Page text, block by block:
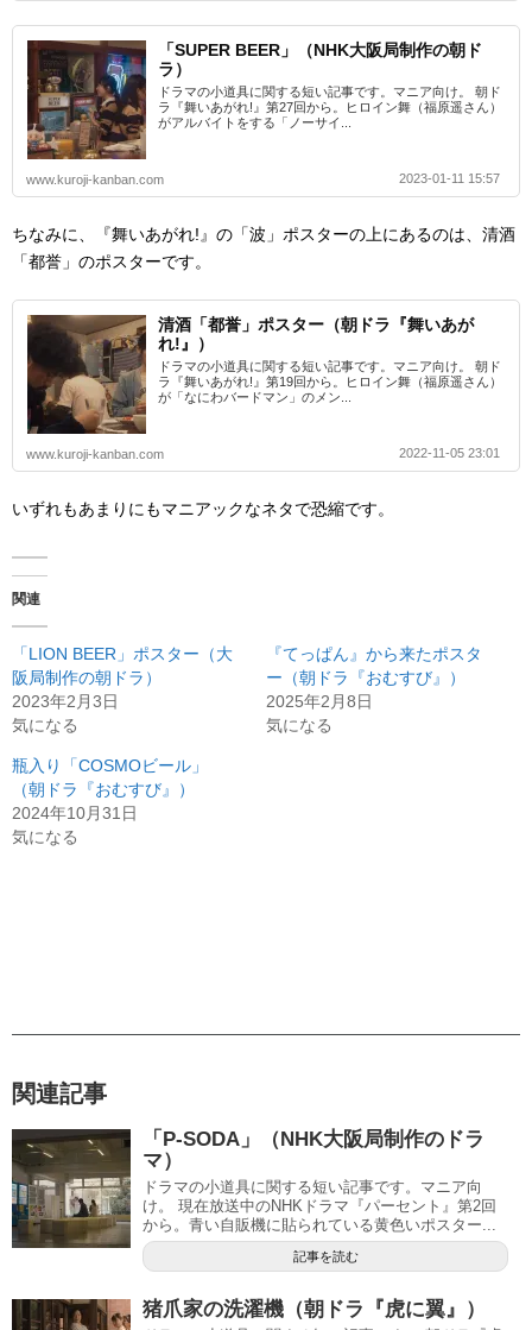
「SUPER BEER」（NHK大阪局制作の朝ド
ラ）
ドラマの小道具に関する短い記事です。マニア向け。 朝ド
ラ『舞いあがれ!』第27回から。ヒロイン舞（福原遥さん）
がアルバイトをする「ノーサイ...
www.kuroji-kanban.com 2023-01-11 15:57
ちなみに、『舞いあがれ!』の「波」ポスターの上にあるのは、清酒
「都誉」のポスターです。
清酒「都誉」ポスター（朝ドラ『舞いあが
れ!』）
ドラマの小道具に関する短い記事です。マニア向け。 朝ド
ラ『舞いあがれ!』第19回から。ヒロイン舞（福原遥さん）
が「なにわバードマン」のメン...
www.kuroji-kanban.com 2022-11-05 23:01
いずれもあまりにもマニアックなネタで恐縮です。
関連
「LION BEER」ポスター（大
阪局制作の朝ドラ）
2023年2月3日
気になる
『てっぱん』から来たポスタ
ー（朝ドラ『おむすび』）
2025年2月8日
気になる
瓶入り「COSMOビール」
（朝ドラ『おむすび』）
2024年10月31日
気になる
関連記事
「P-SODA」（NHK大阪局制作のドラ
マ）
ドラマの小道具に関する短い記事です。マニア向
け。 現在放送中のNHKドラマ『パーセント』第2回
から。青い自販機に貼られている黄色いポスター...
記事を読む
猪爪家の洗濯機（朝ドラ『虎に翼』）